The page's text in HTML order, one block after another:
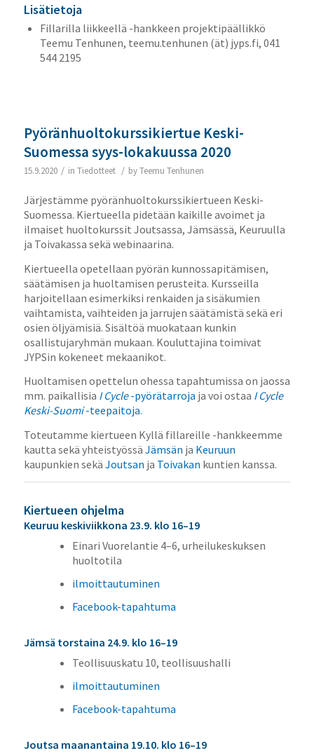
Lisätietoja
Fillarilla liikkeellä -hankkeen projektipäällikkö
Teemu Tenhunen, teemu.tenhunen (ät) jyps.fi, 041
544 2195
Pyöränhuoltokurssikiertue Keski-
Suomessa syys-lokakuussa 2020
15.9.2020 / in Tiedotteet / byTeemu Tenhunen
Järjestämme pyöränhuoltokurssikiertueen Keski-
Suomessa. Kiertueella pidetään kaikille avoimet ja
ilmaiset huoltokurssit Joutsassa, Jämsässä, Keuruulla
ja Toivakassa sekä webinaarina.
Kiertueella opetellaan pyörän kunnossapitämisen,
säätämisen ja huoltamisen perusteita. Kursseilla
harjoitellaan esimerkiksi renkaiden ja sisäkumien
vaihtamista, vaihteiden ja jarrujen säätämistä sekä eri
osien öljyämisiä. Sisältöä muokataan kunkin
osallistujaryhmän mukaan. Kouluttajina toimivat
JYPSin kokeneet mekaanikot.
Huoltamisen opettelun ohessa tapahtumissa on jaossa
mm. paikallisia I Cycle-pyörätarroja ja voi ostaa I Cycle
Keski-Suomi-teepaitoja.
Toteutamme kiertueen Kyllä fillareille -hankkeemme
kautta sekä yhteistyössä Jämsän ja Keuruun
kaupunkien sekä Joutsan ja Toivakan kuntien kanssa.
Kiertueen ohjelma
Keuruu keskiviikkona 23.9. klo 16–19
Einari Vuorelantie 4–6, urheilukeskuksen
huoltotila
ilmoittautuminen
Facebook-tapahtuma
Jämsä torstaina 24.9. klo 16–19
Teollisuuskatu 10, teollisuushalli
ilmoittautuminen
Facebook-tapahtuma
Joutsa maanantaina 19.10. klo 16–19